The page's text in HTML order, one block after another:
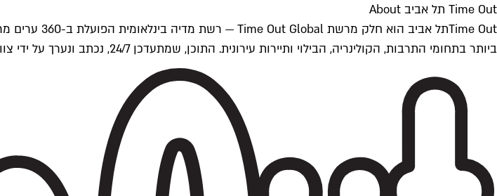
Time Out תל אביב About
ביותר בתחומי התרבות, הקולינריה, הבילוי ותיירות עירונית. התוכן, שמתעדכן 24/7, נכתב ונערך על ידי צוות עיתונאים מקצועי מקומי בישראל, בהתאם לסטנדרטים של Time Out העולמית.